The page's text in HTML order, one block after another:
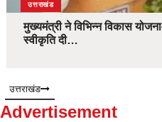
उत्तराखंड
मुख्यमंत्री ने विभिन्न विकास
स्वीकृति दी…
उत्तराखंड
Advertisement